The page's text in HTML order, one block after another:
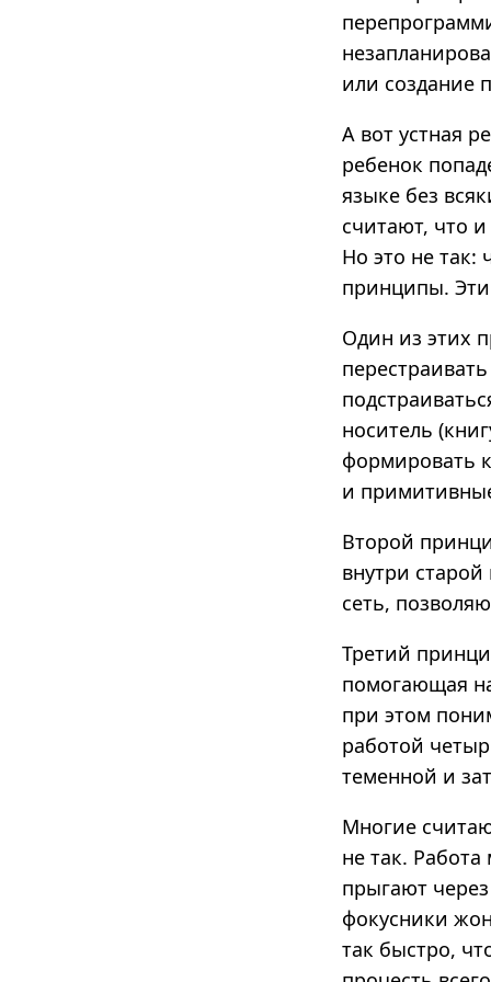
или создание
А вот устная
ребенок
языке без
считают, что
Но это не так:
принципы.
Один из этих
носитель
формировать
и
Второй
внутри
сеть,
Третий
помогающая
при этом
работой
теменной и
Многие
не так.
прыгают
фокусники
так быстро,